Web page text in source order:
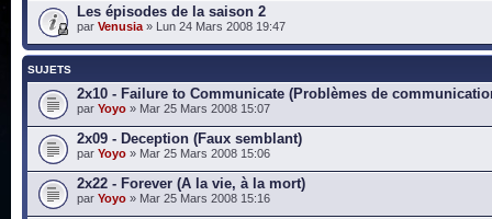
Les épisodes de la saison 2
par Venusia » Lun 24 Mars 2008 19:47
SUJETS
2x10 - Failure to Communicate (Problèmes de
par Yoyo » Mar 25 Mars 2008 15:07
2x09 - Deception (Faux semblant)
par Yoyo » Mar 25 Mars 2008 15:06
2x22 - Forever (A la vie, à la mort)
par Yoyo » Mar 25 Mars 2008 15:16